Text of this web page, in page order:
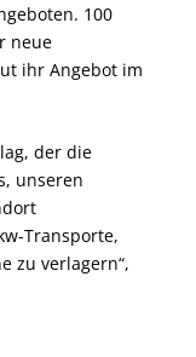
100
neue
ihr Angebot im
der die
unseren
Transporte,
zu verlagern“,